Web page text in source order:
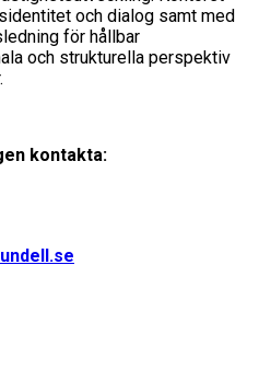
och dialog samt med
för hållbar
och strukturella perspektiv
kontakta: